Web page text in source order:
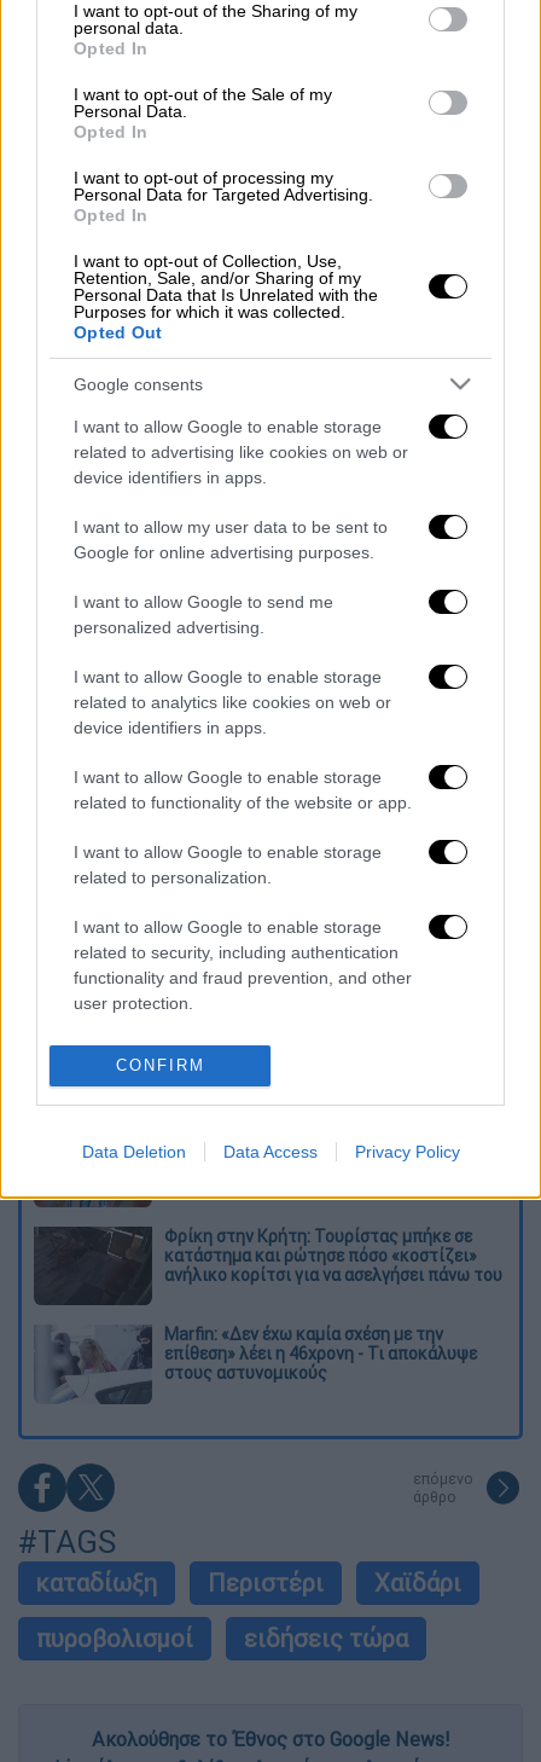
not limited to your visit or usage behaviour. You may click to
grant or deny consent to Google and its third-party tags to
use your data for below specified purposes in below Google
consent section.
I want to opt-out of the Sharing of my
personal data.
Opted In
I want to opt-out of the Sale of my
Personal Data.
Opted In
I want to opt-out of processing my
Personal Data for Targeted Advertising.
Opted In
I want to opt-out of Collection, Use,
Retention, Sale, and/or Sharing of my
Personal Data that Is Unrelated with the
Purposes for which it was collected.
Opted Out
Google consents
I want to allow Google to enable storage
related to advertising like cookies on web or
device identifiers in apps.
I want to allow my user data to be sent to
Google for online advertising purposes.
I want to allow Google to send me
personalized advertising.
I want to allow Google to enable storage
related to analytics like cookies on web or
device identifiers in apps.
I want to allow Google to enable storage
related to functionality of the website or app.
I want to allow Google to enable storage
related to personalization.
I want to allow Google to enable storage
related to security, including authentication
functionality and fraud prevention, and other
user protection.
CONFIRM
Data Deletion Data Access Privacy Policy
Κόσμος|14.06.2025 23:17
«True Promise 3»: Το Ιράν απάντησε
στο Ισραήλ με πυραύλους και drones -
Παγκόσμια ανησυχία για τη Μέση
Ανατολή που «φλέγεται»
Ειδικότερα, σύμφωνα με την ΕΡΤ περίπου
στις 23:30 χθες το βράδυ, ο συνεπιβάτης της
μηχανής στη συμβολή τω οδών Φαβιέρου και
Πελασγίας, άνοιξε πυρ εναντίον του οδηγού
άνδρας.
Ακολουθήσε καταδίωξη μέχρι το Χαϊδάρι,
όπου στη συμβολή των οδών
Μιχαλακοπούλου και Αγίας Τριάδας, τα δύο
οχήματα συγκρούστηκαν μεταξύ τους και
έπειτα με σταθμευμένο Ι.Χ. το οποίο έπεσε
πάνω σε ένα διερχόμενο αυτοκίνητο.
Οι τέσσερις εμπλεκόμενοι στο περιστατικό
αποχώρησαν πεζο ί, ενώ δεν υπήρξε κάποιος
τραυματισμός. Οι αστυνομικοί εντόπισαν
επτά κάλυκες στο Περιστέρι και το όπλο
που χρησιμοποιήθηκε στο Χαϊδάρι.
Διενεργούν έρευνα για τον
εντοπισμότων
συμβάν.
Διαβάστε ακόμη
γνωστό τύπο μεταδοτικού καρκίνου στον
κόσμο
Μουντιάλ 2026: «Θα ανατινάξω τον Μέσι με
τέσσερις βόμβες» - Οι τρομοκρατικές
Φρίκη στην Κρήτη: Τουρίστας μπήκε σε
κατάστημα και ρώτησε πόσο «κοστίζει»
ανήλικο κορίτσι για να ασελγήσει πάνω του
Marfin: «Δεν έχω καμία σχέση με την
επίθεση» λέει η 46χρονη - Τι αποκάλυψε
στους αστυνομικούς
επόμενο
άρθρο
#TAGS
καταδίωξη Περιστέρι
Χαϊδάρι
πυροβολισμοί
ειδήσεις τώρα
Ακολούθησε το Έθνος στο Google News!